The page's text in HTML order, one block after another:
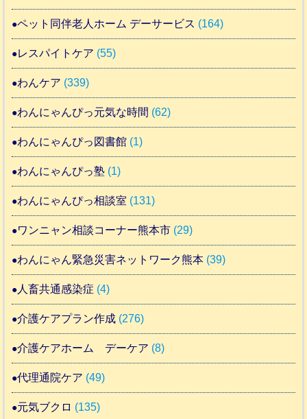
ペット同伴老人ホーム デーサービス (164)
レスパイトケア (55)
わんケア (339)
わんにゃんぴっ元気な時間 (62)
わんにゃんぴっ図書館 (1)
わんにゃんぴっ塾 (1)
わんにゃんぴっ相談室 (131)
ワンニャン相談コーナー熊本市 (29)
わんにゃん緊急災害ネットワーク熊本 (39)
人畜共通感染症 (4)
介護ケアプラン作成 (276)
介護ケアホーム デーケア (8)
代理通院ケア (49)
元気ブクロ (135)